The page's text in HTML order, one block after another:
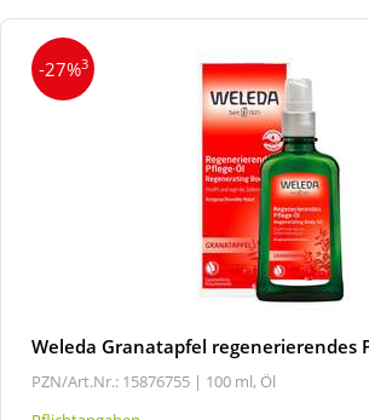
-27%3
Weleda Granatapfel regenerierendes
PZN/Art.Nr.: 15876755 | 100 ml, Öl